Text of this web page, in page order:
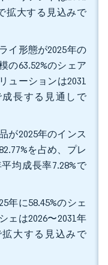
拡大する見込みで
イ形態が2025年の
の63.52%のシェア
ューションは2031
成長する見通しで
が2025年のインス
を占め、プレ
均成長率7.28%で
年に58.45%のシェ
ェは2026〜2031年
拡大する見込みで